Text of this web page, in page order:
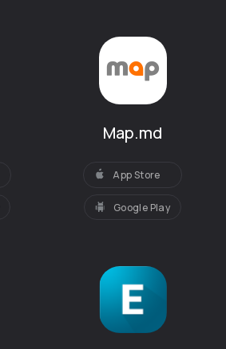
Map.md
App Store
Google Play